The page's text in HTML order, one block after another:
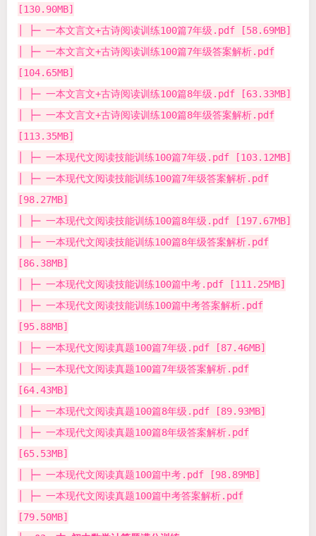
[130.90MB]
│ ├─ 一本文言文+古诗阅读训练100篇7年级.pdf [58.69MB]
│ ├─ 一本文言文+古诗阅读训练100篇7年级答案解析.pdf
[104.65MB]
│ ├─ 一本文言文+古诗阅读训练100篇8年级.pdf [63.33MB]
│ ├─ 一本文言文+古诗阅读训练100篇8年级答案解析.pdf
[113.35MB]
│ ├─ 一本现代文阅读技能训练100篇7年级.pdf [103.12MB]
│ ├─ 一本现代文阅读技能训练100篇7年级答案解析.pdf
[98.27MB]
│ ├─ 一本现代文阅读技能训练100篇8年级.pdf [197.67MB]
│ ├─ 一本现代文阅读技能训练100篇8年级答案解析.pdf
[86.38MB]
│ ├─ 一本现代文阅读技能训练100篇中考.pdf [111.25MB]
│ ├─ 一本现代文阅读技能训练100篇中考答案解析.pdf
[95.88MB]
│ ├─ 一本现代文阅读真题100篇7年级.pdf [87.46MB]
│ ├─ 一本现代文阅读真题100篇7年级答案解析.pdf
[64.43MB]
│ ├─ 一本现代文阅读真题100篇8年级.pdf [89.93MB]
│ ├─ 一本现代文阅读真题100篇8年级答案解析.pdf
[65.53MB]
│ ├─ 一本现代文阅读真题100篇中考.pdf [98.89MB]
│ ├─ 一本现代文阅读真题100篇中考答案解析.pdf
[79.50MB]